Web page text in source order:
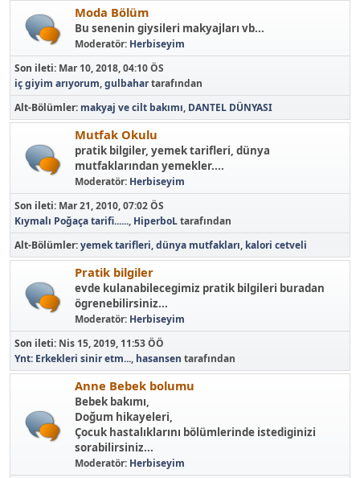
Moda Bölüm
Bu senenin giysileri makyajları vb...
Moderatör: Herbiseyim
Son ileti: Mar 10, 2018, 04:10 ÖS
iç giyim arıyorum,gulbahartarafından
Alt-Bölümler makyaj ve cilt bakımı DANTEL DÜNYASI
Mutfak Okulu
pratik bilgiler, yemek tarifleri, dünya
mutfaklarından yemekler....
Moderatör: Herbiseyim
Son ileti: Mar 21, 2010, 07:02 ÖS
Kıymalı Poğaça tarifi......, HiperboLtarafından
Alt-Bölümler yemek tarifleri dünya mutfakları kalori cetveli
Pratik bilgiler
evde kulanabilecegimiz pratik bilgileri buradan
ögrenebilirsiniz...
Moderatör: Herbiseyim
Son ileti: Nis 15, 2019, 11:53 ÖÖ
Ynt: Erkekleri sinir etm..., hasansen tarafından
Anne Bebek bolumu
Bebek bakımı,
Doğum hikayeleri,
Çocuk hastalıklarını bölümlerinde istediginizi
sorabilirsiniz...
Moderatör: Herbiseyim